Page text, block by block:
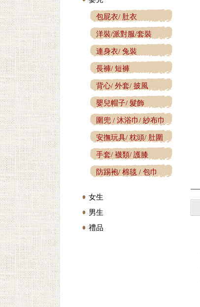
包屁衣/ 肚衣
洋裝/派對服/套裝
連身衣/ 兔裝
長褲/ 短褲
背心/ 外套/ 披風
嬰兒帽子/ 髮飾
圍兜 / 沐浴巾/ 紗布巾
安撫玩具/ 枕頭/ 肚圍
手套/ 襪類/ 護膝
防踢袍/ 棉毯 / 包巾
女生
男生
禮品